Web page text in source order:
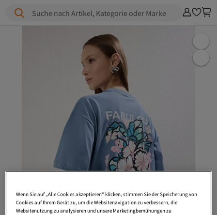
Suche nach Artikel, Kategorie oder Marke
Wenn Sie auf „Alle Cookies akzeptieren“ klicken, stimmen Sie der Speicherung von
Cookies auf Ihrem Gerät zu, um die Websitenavigation zu verbessern, die
Websitenutzung zu analysieren und unsere Marketingbemühungen zu